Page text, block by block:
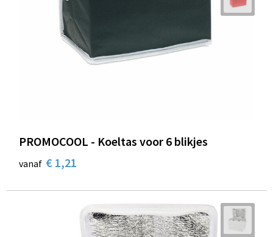
PROMOCOOL - Koeltas voor 6 blikjes
vanaf € 1,21